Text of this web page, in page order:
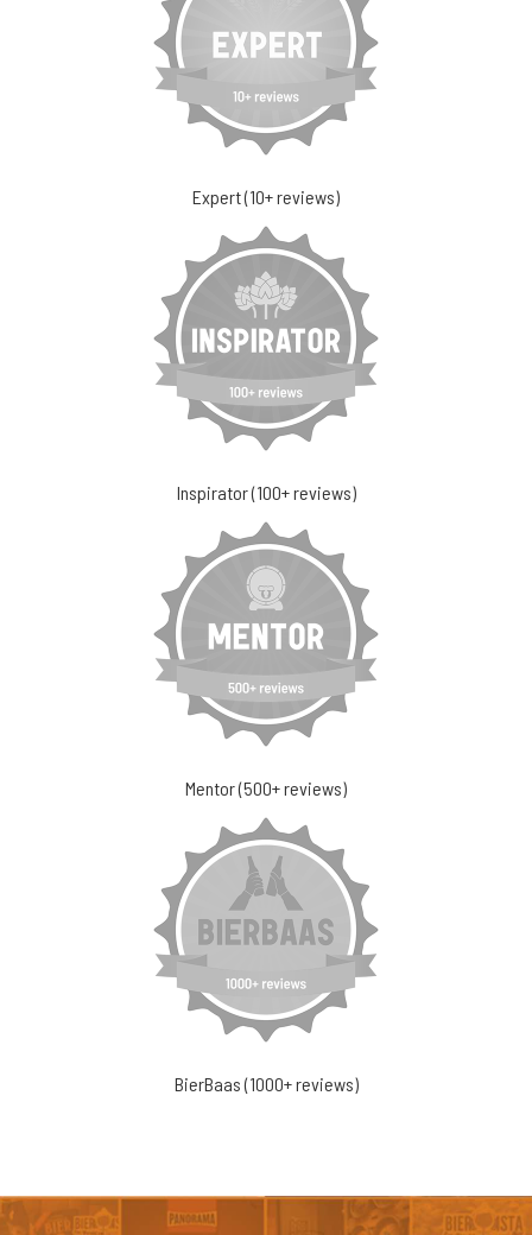
Expert (10+ reviews)
Inspirator (100+ reviews)
Mentor (500+ reviews)
BierBaas (1000+ reviews)